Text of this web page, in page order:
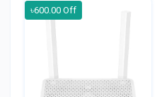
৳600.00 Off